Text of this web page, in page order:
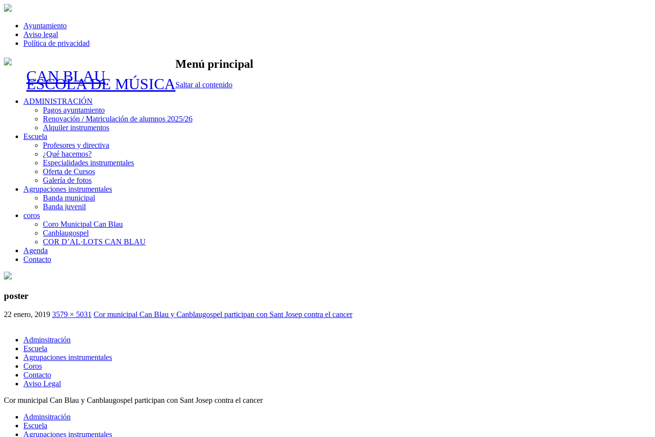
Ayuntamiento
Aviso legal
Política de privacidad
CAN BLAU
ESCOLA DE MÚSICA
Menú principal
Saltar al contenido
ADMINISTRACIÓN
Pagos ayuntamiento
Renovación / Matriculación de alumnos 2025/26
Alquiler instrumentos
Escuela
Profesores y directiva
¿Qué hacemos?
Especialidades instrumentales
Oferta de Cursos
Galería de fotos
Agrupaciones instrumentales
Banda municipal
Banda juvenil
coros
Coro Municipal Can Blau
Canblaugospel
COR D’AL·LOTS CAN BLAU
Agenda
Contacto
poster
22 enero, 2019 3579 × 5031 Cor municipal Can Blau y Canblaugospel participan con Sant Josep contra el cancer
Adminsitración
Escuela
Agrupaciones instrumentales
Coros
Contacto
Aviso Legal
Cor municipal Can Blau y Canblaugospel participan con Sant Josep contra el cancer
Adminsitración
Escuela
Agrupaciones instrumentales